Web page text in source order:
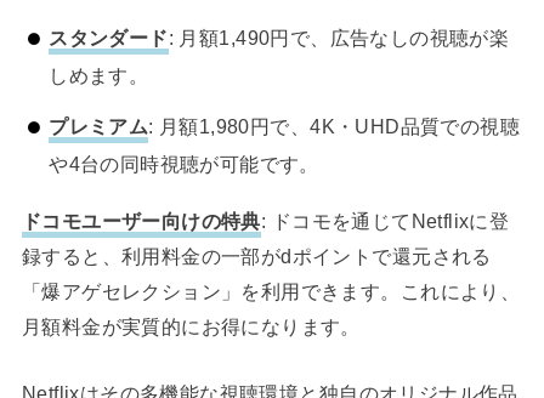
スタンダード: 月額1,490円で、広告なしの視聴が楽
しめます。
プレミアム: 月額1,980円で、4K・UHD品質での視聴
や4台の同時視聴が可能です。
ドコモユーザー向けの特典: ドコモを通じてNetflixに登
録すると、利用料金の一部がdポイントで還元される
「爆アゲセレクション」を利用できます。これにより、
月額料金が実質的にお得になります。
Netflixはその多機能な視聴環境と独自のオリジナル作品